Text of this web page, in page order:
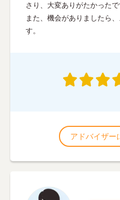
さり、大変ありがたかった
また、機会がありましたら
す。
アドバイザー